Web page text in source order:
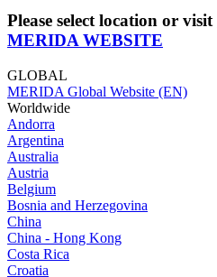
Please select location or visit
MERIDA WEBSITE
GLOBAL
MERIDA Global Website (EN)
Worldwide
Andorra
Argentina
Australia
Austria
Belgium
Bosnia and Herzegovina
China
China - Hong Kong
Costa Rica
Croatia